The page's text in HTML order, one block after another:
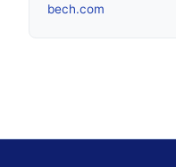
bech.com